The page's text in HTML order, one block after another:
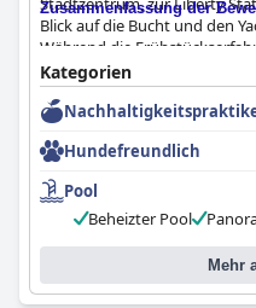
Blick auf die Bucht und den
Während die
Gäste zahlreiche
Qualität der Speisen und den
Anlage ist etwas in die Jahre
sauber und das
Gäste loben das
freundlichen und hilfsbereiten
Außenpool und die
sind wichtige Pluspunkte.
hohen Kosten für den
kostenlosem WLAN ärgern,
Zusammenfassung der
Kategorien
Hundefreundlich
Pool
Beheizter Pool
Mehr